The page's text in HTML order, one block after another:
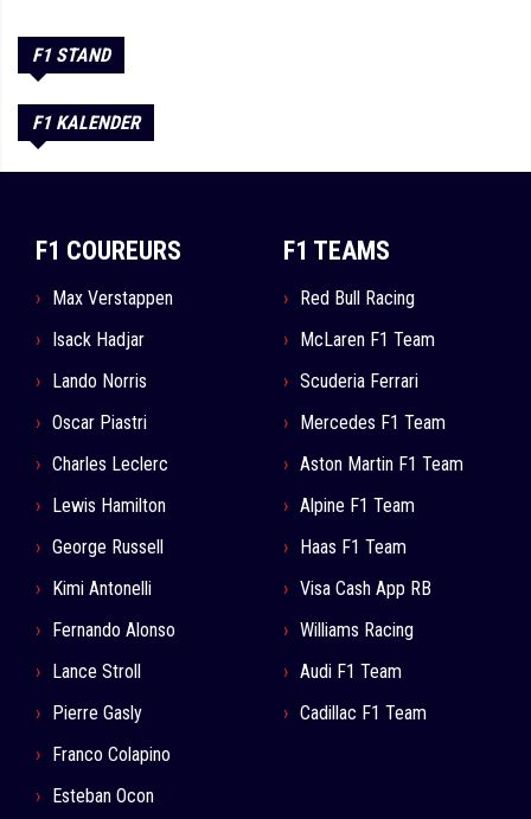
F1 STAND
F1 KALENDER
F1 COUREURS
Max Verstappen
Isack Hadjar
Lando Norris
Oscar Piastri
Charles Leclerc
Lewis Hamilton
George Russell
Kimi Antonelli
Fernando Alonso
Lance Stroll
Pierre Gasly
Franco Colapino
Esteban Ocon
F1 TEAMS
Red Bull Racing
McLaren F1 Team
Scuderia Ferrari
Mercedes F1 Team
Aston Martin F1 Team
Alpine F1 Team
Haas F1 Team
Visa Cash App RB
Williams Racing
Audi F1 Team
Cadillac F1 Team